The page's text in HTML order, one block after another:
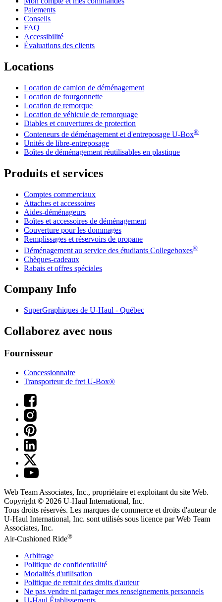
Paiements
Conseils
FAQ
Accessibilité
Évaluations des clients
Locations
Location de camion de déménagement
Location de fourgonnette
Location de remorque
Location de véhicule de remorquage
Diables et couvertures de protection
Conteneurs de déménagement et d'entreposage U-Box®
Unités de libre-entreposage
Boîtes de déménagement réutilisables en plastique
Produits et services
Comptes commerciaux
Attaches et accessoires
Aides-déménageurs
Boîtes et accessoires de déménagement
Couverture pour les dommages
Remplissages et réservoirs de propane
Déménagement au service des étudiants Collegeboxes®
Chèques-cadeaux
Rabais et offres spéciales
Company Info
SuperGraphiques de U-Haul - Québec
Collaborez avec nous
Fournisseur
Concessionnaire
Transporteur de fret U-Box®
Web Team Associates, Inc., propriétaire et exploitant du site Web.
Copyright © 2026 U-Haul International, Inc.
Tous droits réservés. Les marques de commerce et droits d'auteur de
U-Haul International, Inc. sont utilisés sous licence par Web Team
Associates, Inc.
Air-Cushioned Ride®
Arbitrage
Politique de confidentialité
Modalités d'utilisation
Politique de retrait des droits d'auteur
Ne pas vendre ni partager mes renseignements personnels